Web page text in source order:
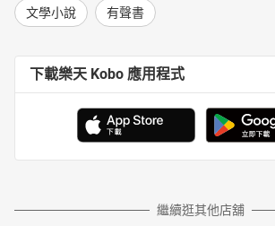
文學小說 有聲書
下載樂天 Kobo 應用程式
繼續逛其他店舖